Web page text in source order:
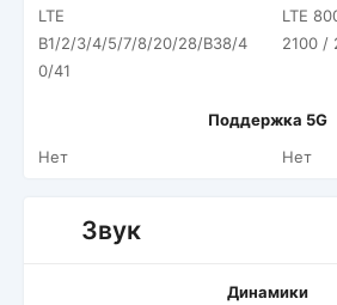
LTE
B1/2/3/4/5/7/8/20/28/B38/4
0/41
LTE
2100 /
Поддержка 5G
Нет
Нет
Звук
Динамики